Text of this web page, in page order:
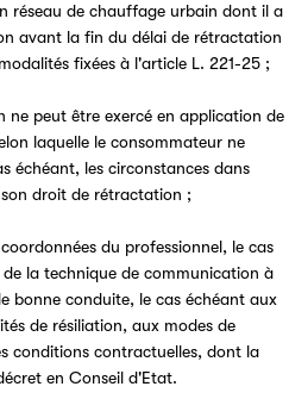
réseau de chauffage urbain dont il a
avant la fin du délai de rétractation
fixées à l'article L. 221-25 ;
ne peut être exercé en application de
laquelle le consommateur ne
échéant, les circonstances dans
droit de rétractation ;
du professionnel, le cas
la technique de communication à
bonne conduite, le cas échéant aux
de résiliation, aux modes de
conditions contractuelles, dont la
en Conseil d'Etat.